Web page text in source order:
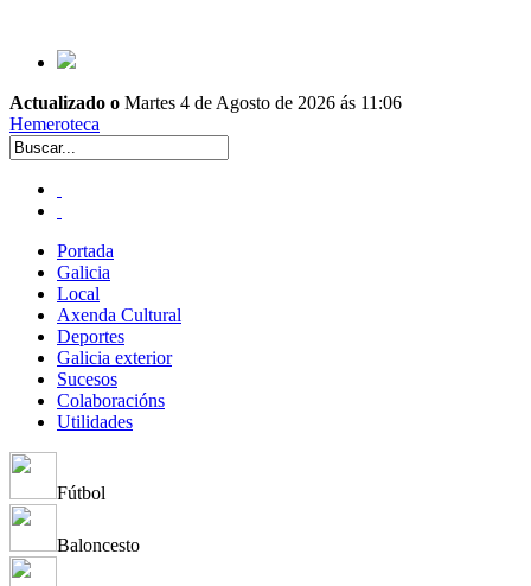
Actualizado o Martes 4 de Agosto de 2026 ás 11:06
Hemeroteca
Portada
Galicia
Local
Axenda Cultural
Deportes
Galicia exterior
Sucesos
Colaboracións
Utilidades
Fútbol
Baloncesto